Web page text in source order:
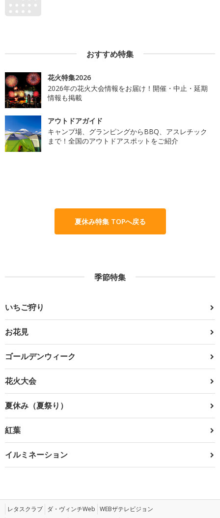
おすすめ特集
花火特集2026
2026年の花火大会情報をお届け！開催・中止・延期
情報も掲載
アウトドアガイド
キャンプ場、グランピングからBBQ、アスレチック
まで！全国のアウトドアスポットをご紹介
夏休み特集 TOPへ戻る
季節特集
いちご狩り
お花見
ゴールデンウィーク
花火大会
夏休み（夏祭り）
紅葉
イルミネーション
レタスクラブ ダ・ヴィンチWeb WEBザテレビジョン